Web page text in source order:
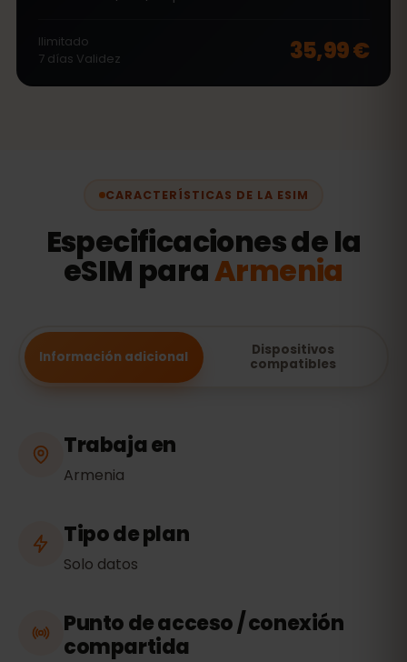
Ilimitado
7 días Validez 35,99 €
CARACTERÍSTICAS DE LA ESIM
Especificaciones de la
eSIM paraArmenia
Información adicional
Dispositivos
compatibles
Trabaja en
Armenia
Tipo de plan
Solo datos
Punto de acceso / conexión
compartida